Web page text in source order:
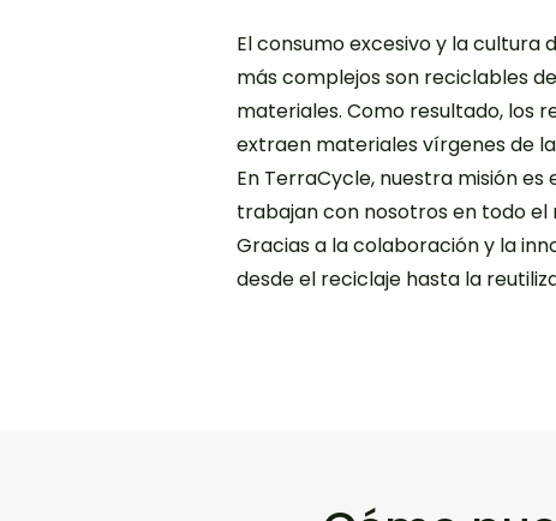
El consumo excesivo y la cultura
más complejos son reciclables
materiales. Como resultado, los
extraen materiales vírgenes de
En TerraCycle, nuestra misión
trabajan con nosotros en todo el
Gracias a la colaboración y la
desde el reciclaje hasta la